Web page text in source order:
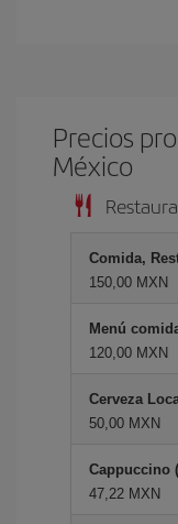
Precios
México
Comida,
150,00 MXN
Menú
120,00 MXN
Cerveza
50,00 MXN
Cappuccino
47,22 MXN